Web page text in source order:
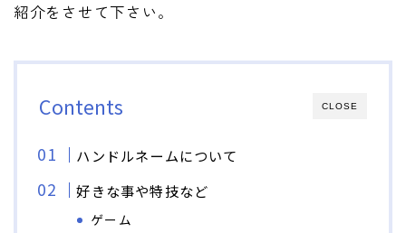
紹介をさせて下さい。
CLOSE
Contents
ハンドルネームについて
好きな事や特技など
ゲーム